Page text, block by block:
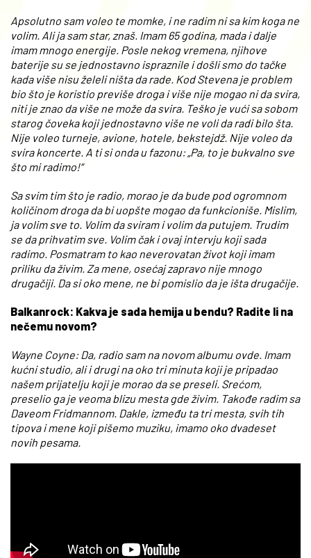
Apsolutno sam voleo te momke, i ne radim ni sa kim koga ne
volim. Ali ja sam star, znaš. Imam 65 godina, mada i dalje
imam mnogo energije. Posle nekog vremena, njihove
baterije su se jednostavno ispraznile i došli smo do tačke
kada više nisu želeli ništa da rade. Kod Stevena je problem
bio što je koristio previše droga i više nije mogao ni da svira,
niti je znao da više ne može da svira. Teško je vući sa sobom
starog čoveka koji jednostavno više ne voli da radi bilo šta.
Nije voleo turneje, avione, hotele, bekstejdž. Nije voleo da
svira koncerte. A ti si onda u fazonu: „Pa, to je bukvalno sve
što mi radimo!“
Sa svim tim što je radio, morao je da bude pod ogromnom
količinom droga da bi uopšte mogao da funkcioniše. Mislim,
ja volim sve to. Volim da sviram i volim da putujem. Trudim
se da prihvatim sve. Volim čak i ovaj intervju koji sada
radimo. Posmatram to kao neverovatan život koji imam
priliku da živim. Za mene, osećaj zapravo nije mnogo
drugačiji. Da si oko mene, ne bi pomislio da je išta drugačije.
Balkanrock: Kakva je sada hemija u bendu? Radite li na
nečemu novom?
Wayne Coyne: Da, radio sam na novom albumu ovde. Imam
kućni studio, ali i drugi na oko tri minuta koji je pripadao
našem prijatelju koji je morao da se preseli. Srećom,
preselio ga je veoma blizu mesta gde živim. Takođe radim sa
Daveom Fridmannom. Dakle, između ta tri mesta, svih tih
tipova i mene koji pišemo muziku, imamo oko dvadeset
novih pesama.